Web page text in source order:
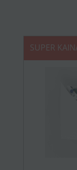
SUPER